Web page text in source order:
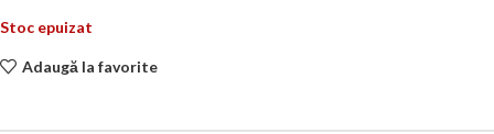
Stoc epuizat
Adaugă la favorite